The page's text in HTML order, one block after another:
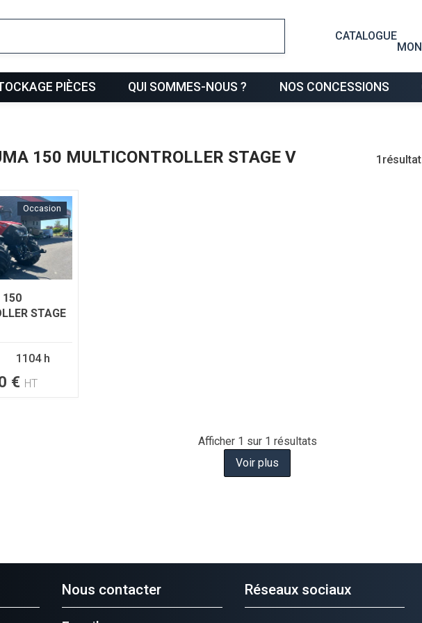
CATALOGUE
PIÈCES QUI SOMMES-NOUS ? NOS CONCESSIONS
150 MULTICONTROLLER STAGE V 1 résultat
Occasion
150
STAGE
1104 h
€ HT
Afficher 1 sur 1 résultats
Voir plus
Nous contacter Réseaux sociaux